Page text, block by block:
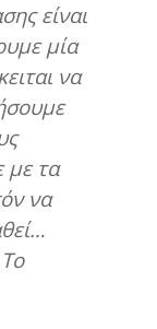
είναι
μία
να
με τα
να